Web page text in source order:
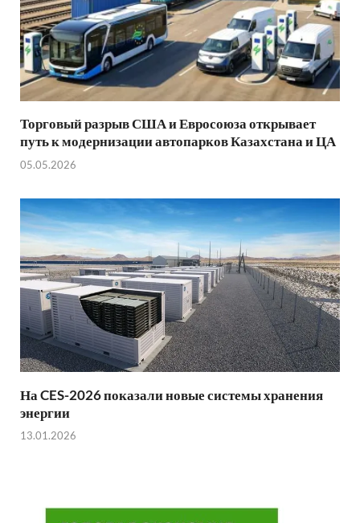
Торговый разрыв США и Евросоюза открывает
путь к модернизации автопарков Казахстана и ЦА
05.05.2026
На CES-2026 показали новые системы хранения
энергии
13.01.2026